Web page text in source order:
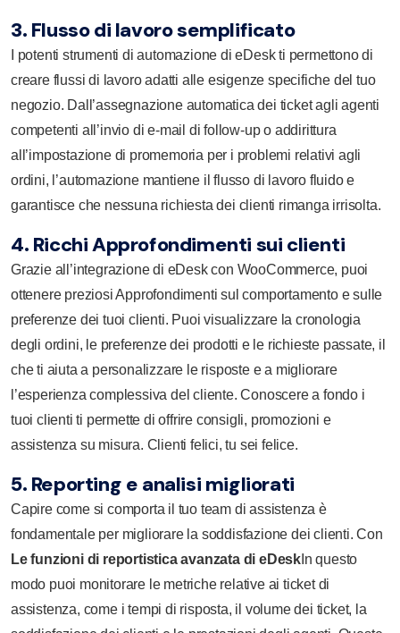
3. Flusso di lavoro semplificato
I potenti strumenti di automazione di eDesk ti permettono di
creare flussi di lavoro adatti alle esigenze specifiche del tuo
negozio. Dall’assegnazione automatica dei ticket agli agenti
competenti all’invio di e-mail di follow-up o addirittura
all’impostazione di promemoria per i problemi relativi agli
ordini, l’automazione mantiene il flusso di lavoro fluido e
garantisce che nessuna richiesta dei clienti rimanga irrisolta.
4. Ricchi Approfondimenti sui clienti
Grazie all’integrazione di eDesk con WooCommerce, puoi
ottenere preziosi Approfondimenti sul comportamento e sulle
preferenze dei tuoi clienti. Puoi visualizzare la cronologia
degli ordini, le preferenze dei prodotti e le richieste passate, il
che ti aiuta a personalizzare le risposte e a migliorare
l’esperienza complessiva del cliente. Conoscere a fondo i
tuoi clienti ti permette di offrire consigli, promozioni e
assistenza su misura. Clienti felici, tu sei felice.
5. Reporting e analisi migliorati
Capire come si comporta il tuo team di assistenza è
fondamentale per migliorare la soddisfazione dei clienti. Con
Le funzioni di reportistica avanzata di eDesk In questo
modo puoi monitorare le metriche relative ai ticket di
assistenza, come i tempi di risposta, il volume dei ticket, la